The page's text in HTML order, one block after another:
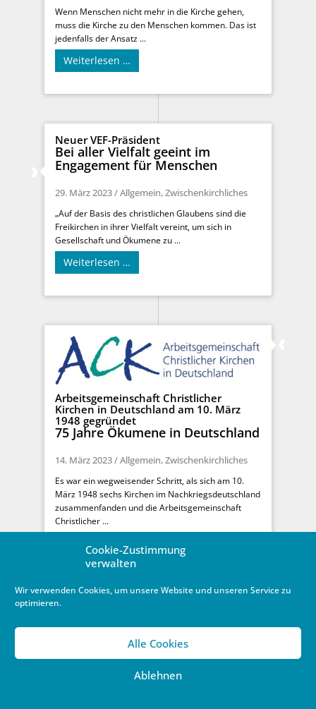
Cookie-Zustimmung
verwalten
Wir verwenden Cookies, um unsere Website und unseren Service zu
optimieren.
Alle Cookies
Ablehnen
Wenn Menschen nicht mehr in die Kirche gehen,
muss die Kirche zu den Menschen kommen. Das ist
jedenfalls der Ansatz ...
Weiterlesen …
Neuer VEF-Präsident
Bei aller Vielfalt geeint im
Engagement für Menschen
29. März 2023/Allgemein,Zwischenkirchliches
„Auf der Basis des christlichen Glaubens sind die
Freikirchen in ihrer Vielfalt vereint, um sich in
Gesellschaft und Ökumene zu ...
Weiterlesen …
Arbeitsgemeinschaft Christlicher
Kirchen in Deutschland am 10. März
1948 gegründet
75 Jahre Ökumene in Deutschland
14. März 2023/Allgemein,Zwischenkirchliches
Es war ein wegweisender Schritt, als sich am 10.
März 1948 sechs Kirchen im Nachkriegsdeutschland
zusammenfanden und die Arbeitsgemeinschaft
Christlicher ...
Weiterlesen …